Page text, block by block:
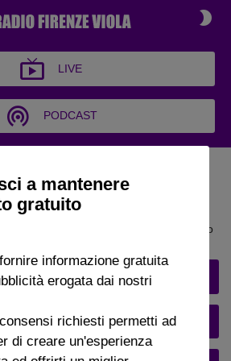
LIVE
PODCAST
IN CONTATTO!
IN DIRETTA
testuali che audio, a cui risponderemo
TEL. +39 0557711171
+39 3487513933
a mantenere
gratuito
informazione gratuita
erogata dai nostri
richiesti permetti ad
di creare un'esperienza